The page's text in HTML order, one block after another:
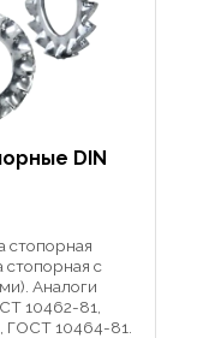
DIN
стопорная
стопорная с
Аналоги
10462-81,
ГОСТ 10464-81.